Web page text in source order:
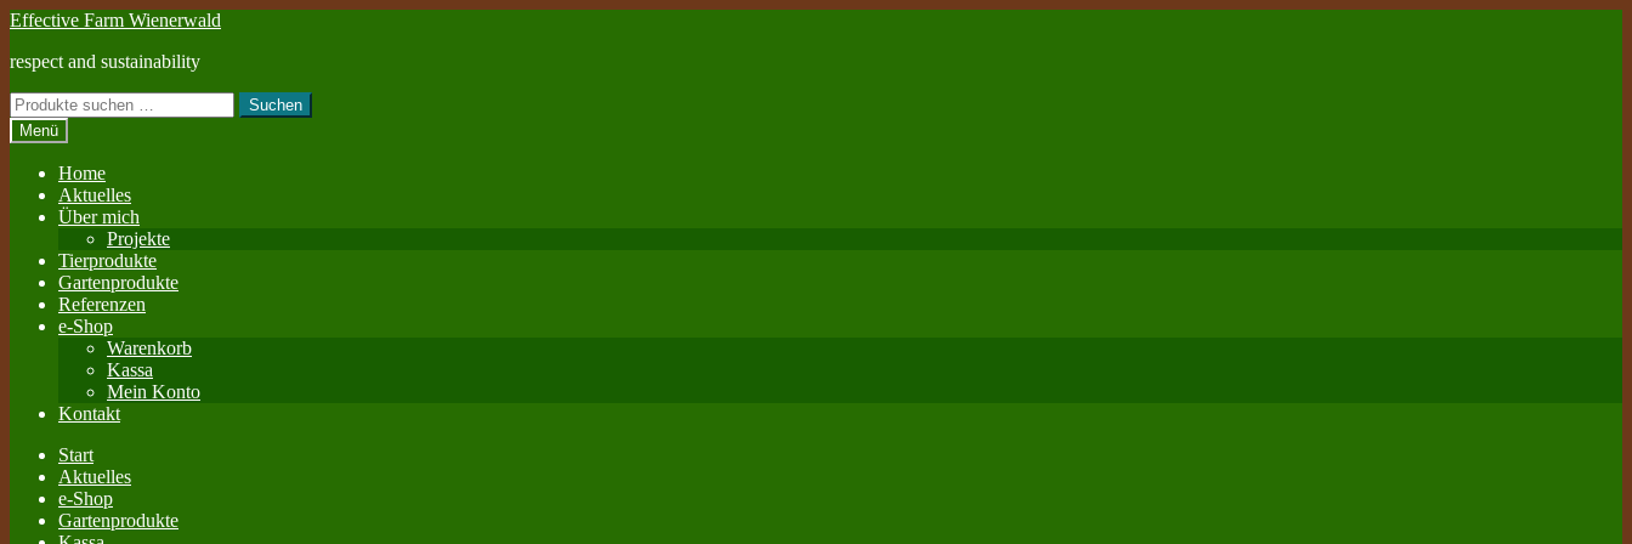
Zur
springen
Zum
springen
Effective Farm Wienerwald
respect and sustainability
Suchen
nach:
Suchen
Menü
Home
Aktuelles
Über mich
Projekte
Tierprodukte
Gartenprodukte
Referenzen
e-Shop
Warenkorb
Kassa
Mein Konto
Kontakt
Start
Aktuelles
e-Shop
Gartenprodukte